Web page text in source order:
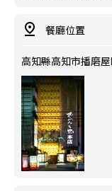
餐廳位置
高知縣高知市播磨